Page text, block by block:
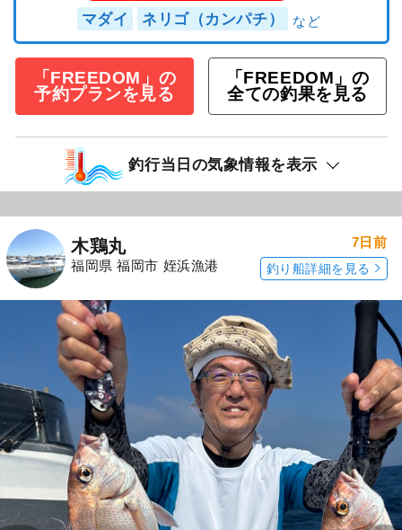
マダイ ネリゴ（カンパチ）
「FREEDOM」の
予約プランを見る
「FREEDOM」の
全ての釣果を見る
釣行当日の気象情報を表示
木鶏丸
福岡県 福岡市 姪浜漁港
7日前
釣り船詳細を見る